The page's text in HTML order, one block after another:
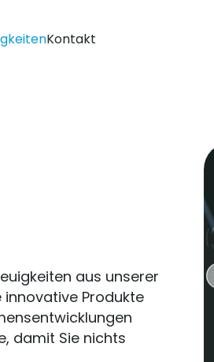
Kontakt
aus unserer
innovative Produkte
damit Sie nichts